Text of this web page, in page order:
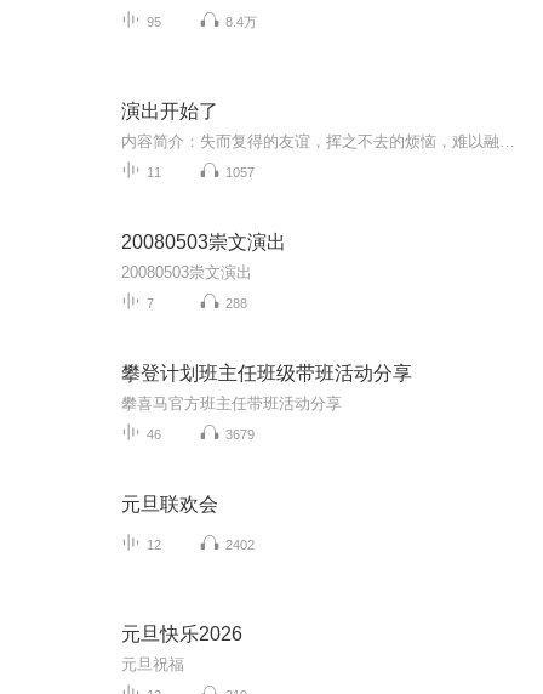
95 8.4万
演出开始了
11 1057
20080503崇文演出
20080503崇文演出
7 288
攀登计划班主任班级带班活动分享
攀喜马官方班主任带班活动分享
46 3679
元旦联欢会
12 2402
元旦快乐2026
元旦祝福